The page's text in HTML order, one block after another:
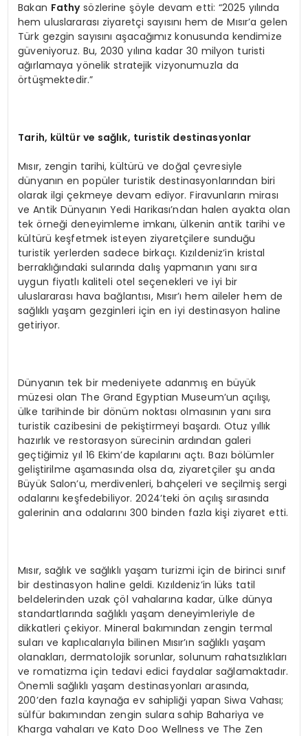
Bakan Fathysözlerine şöyle devam etti: “2025 yılında
hem uluslararası ziyaretçi sayısını hem de Mısır’a gelen
Türk gezgin sayısını aşacağımız konusunda kendimize
güveniyoruz. Bu, 2030 yılına kadar 30 milyon turisti
ağırlamaya yönelik stratejik vizyonumuzla da
örtüşmektedir.”
Tarih, kültür ve sağlık, turistik destinasyonlar
Mısır, zengin tarihi, kültürü ve doğal çevresiyle
dünyanın en popüler turistik destinasyonlarından biri
olarak ilgi çekmeye devam ediyor. Firavunların mirası
ve Antik Dünyanın Yedi Harikası’ndan halen ayakta olan
tek örneği deneyimleme imkanı, ülkenin antik tarihi ve
kültürü keşfetmek isteyen ziyaretçilere sunduğu
turistik yerlerden sadece birkaçı. Kızıldeniz’in kristal
berraklığındaki sularında dalış yapmanın yanı sıra
uygun fiyatlı kaliteli otel seçenekleri ve iyi bir
uluslararası hava bağlantısı, Mısır’ı hem aileler hem de
sağlıklı yaşam gezginleri için en iyi destinasyon haline
getiriyor.
Dünyanın tek bir medeniyete adanmış en büyük
müzesi olan The Grand Egyptian Museum’un açılışı,
ülke tarihinde bir dönüm noktası olmasının yanı sıra
turistik cazibesini de pekiştirmeyi başardı. Otuz yıllık
hazırlık ve restorasyon sürecinin ardından galeri
geçtiğimiz yıl 16 Ekim’de kapılarını açtı. Bazı bölümler
geliştirilme aşamasında olsa da, ziyaretçiler şu anda
Büyük Salon’u, merdivenleri, bahçeleri ve seçilmiş sergi
odalarını keşfedebiliyor. 2024’teki ön açılış sırasında
galerinin ana odalarını 300 binden fazla kişi ziyaret etti.
Mısır, sağlık ve sağlıklı yaşam turizmi için de birinci sınıf
bir destinasyon haline geldi. Kızıldeniz’in lüks tatil
beldelerinden uzak çöl vahalarına kadar, ülke dünya
standartlarında sağlıklı yaşam deneyimleriyle de
dikkatleri çekiyor. Mineral bakımından zengin termal
suları ve kaplıcalarıyla bilinen Mısır’ın sağlıklı yaşam
olanakları, dermatolojik sorunlar, solunum rahatsızlıkları
ve romatizma için tedavi edici faydalar sağlamaktadır.
Önemli sağlıklı yaşam destinasyonları arasında,
200’den fazla kaynağa ev sahipliği yapan Siwa Vahası;
sülfür bakımından zengin sulara sahip Bahariya ve
Kharga vahaları ve Kato Doo Wellness ve The Zen